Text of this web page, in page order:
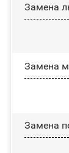
Замена
Замена
Замена